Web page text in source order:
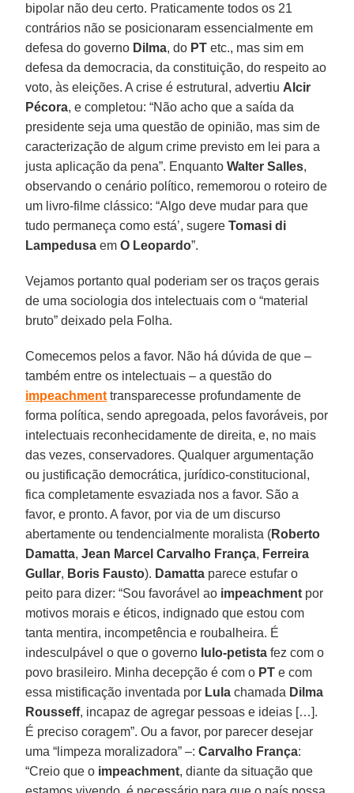
bipolar não deu certo. Praticamente todos os 21
contrários não se posicionaram essencialmente em
defesa do governo Dilma, do PT etc., mas sim em
defesa da democracia, da constituição, do respeito ao
voto, às eleições. A crise é estrutural, advertiu Alcir
Pécora, e completou: “Não acho que a saída da
presidente seja uma questão de opinião, mas sim de
caracterização de algum crime previsto em lei para a
justa aplicação da pena”. EnquantoWalter Salles,
observando o cenário político, rememorou o roteiro de
um livro-filme clássico: “Algo deve mudar para que
tudo permaneça como está’, sugere Tomasi di
Lampedusa emO Leopardo”.
Vejamos portanto qual poderiam ser os traços gerais
de uma sociologia dos intelectuais com o “material
bruto” deixado pela Folha.
Comecemos pelos a favor. Não há dúvida de que –
também entre os intelectuais – a questão do
impeachment transparecesse profundamente de
forma política, sendo apregoada, pelos favoráveis, por
intelectuais reconhecidamente de direita, e, no mais
das vezes, conservadores. Qualquer argumentação
ou justificação democrática, jurídico-constitucional,
fica completamente esvaziada nos a favor. São a
favor, e pronto. A favor, por via de um discurso
abertamente ou tendencialmente moralista (Roberto
Damatta,Jean Marcel Carvalho França, Ferreira
Gullar, Boris Fausto). Damatta parece estufar o
peito para dizer: “Sou favorável ao impeachment por
motivos morais e éticos, indignado que estou com
tanta mentira, incompetência e roubalheira. É
indesculpável o que o governo lulo-petista fez com o
povo brasileiro. Minha decepção é com o PT e com
essa mistificação inventada por Lula chamada Dilma
Rousseff, incapaz de agregar pessoas e ideias […].
É preciso coragem”. Ou a favor, por parecer desejar
uma “limpeza moralizadora” –:Carvalho França:
“Creio que o impeachment, diante da situação que